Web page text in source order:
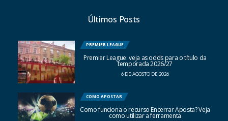
Últimos Posts
PREMIER LEAGUE
Premier League: veja as odds para o título da
temporada 2026/27
6 DE AGOSTO DE 2026
COMO APOSTAR
Como funciona o recurso Encerrar Aposta? Veja
como utilizar a ferramenta